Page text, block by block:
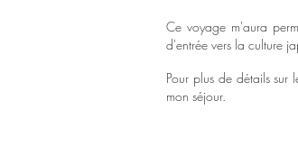
Ce voyage m'aura
d'entrée vers la culture
Pour plus de détails sur
mon séjour.